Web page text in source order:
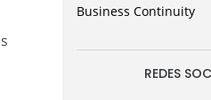
Business Continuity
REDES